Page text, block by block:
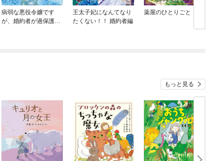
病弱な悪役令嬢です
が、婚約者が過保護す
王太子妃になんてなり
たくない！！ 婚約者編
薬屋のひとりごと
もっと見る